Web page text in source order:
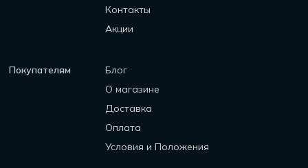
Контакты
Акции
Покупателям
Блог
О магазине
Доставка
Оплата
Условия и Положения